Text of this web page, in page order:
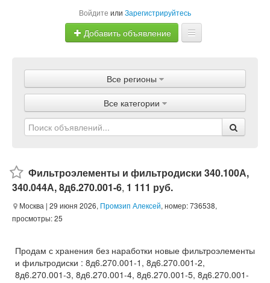
Войдите или Зарегистрируйтесь
Добавить объявление
Объявления
Магазины
Услуги
Все регионы
Все категории
Фильтроэлементы и фильтродиски 340.100А,
340.044А, 8д6.270.001-6, 1 111 руб.
Москва | 29 июня 2026, Промзип Алексей, номер: 736538,
просмотры: 25
Продам с хранения без наработки новые фильтроэлементы
и фильтродиски : 8д6.270.001-1, 8д6.270.001-2,
8д6.270.001-3, 8д6.270.001-4, 8д6.270.001-5, 8д6.270.001-